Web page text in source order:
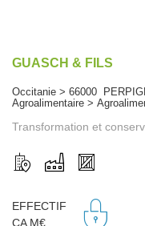
GUASCH & FILS
Occitanie > 66000
Agroalimentaire >
Transformation et
EFFECTIF
CA M€